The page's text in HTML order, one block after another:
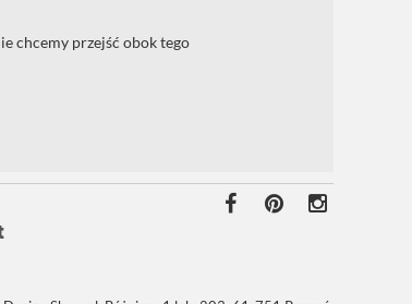
chcemy przejść obok tego